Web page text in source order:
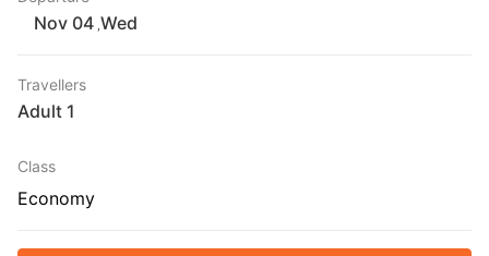
Wed
Travellers
1 Adult
Class
Economy